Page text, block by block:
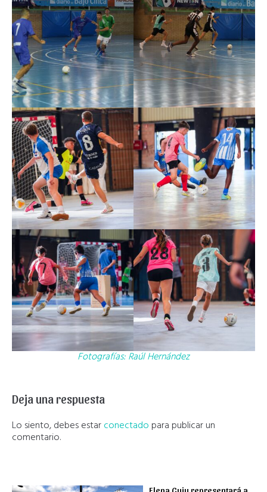
Fotografías: Raúl Hernández
Deja una respuesta
Lo siento, debes estarconectado para publicar un
comentario.